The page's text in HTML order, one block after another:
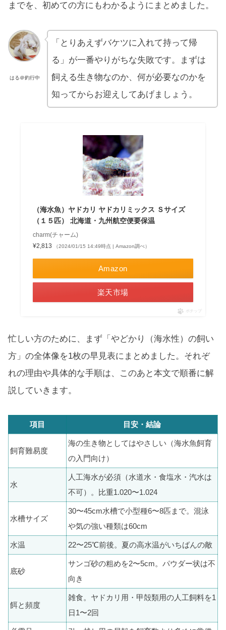
までを、初めての方にもわかるようにまとめました。
はる＠釣行中
「とりあえずバケツに入れて持って帰
る」が一番やりがちな失敗です。まずは
飼える生き物なのか、何が必要なのかを
知ってからお迎えしてあげましょう。
（海水魚）ヤドカリ ヤドカリミックス Ｓサイズ
（１５匹） 北海道・九州航空便要保温
charm(チャーム)
¥2,813
（2024/01/15 14:49時点 | Amazon調べ）
Amazon
楽天市場
ポチップ
忙しい方のために、まず「やどかり（海水性）の飼い
方」の全体像を1枚の早見表にまとめました。それぞ
れの理由や具体的な手順は、このあと本文で順番に解
説していきます。
項目 目安・結論
飼育難易度
海の生き物としてはやさしい（海水魚飼育
の入門向け）
水
人工海水が必須（水道水・食塩水・汽水は
不可）。比重1.020〜1.024
水槽サイズ
30〜45cm水槽で小型種6〜8匹まで。混泳
や気の強い種類は60cm
水温 22〜25℃前後。夏の高水温がいちばんの敵
底砂
サンゴ砂の粗めを2〜5cm。パウダー状は不
向き
餌と頻度
雑食。ヤドカリ用・甲殻類用の人工飼料を1
日1〜2回